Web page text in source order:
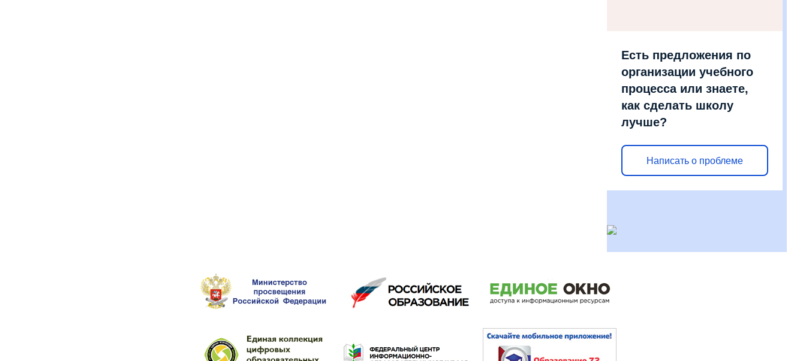
Есть предложения по
организации учебного
процесса или знаете,
как сделать школу
лучше?
Написать о проблеме